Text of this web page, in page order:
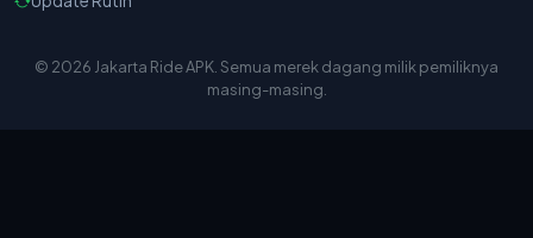
© 2026 Jakarta Ride APK. Semua merek dagang milik pemiliknya
masing-masing.